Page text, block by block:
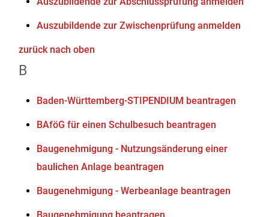
Auszubildende zur Zwischenprüfung anmelden
zurück nach oben
B
Baden-Württemberg-STIPENDIUM beantragen
BAföG für einen Schulbesuch beantragen
Baugenehmigung - Nutzungsänderung einer
baulichen Anlage beantragen
Baugenehmigung - Werbeanlage beantragen